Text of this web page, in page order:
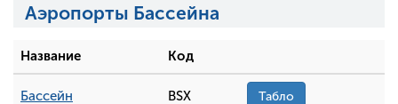
Аэропорты Бассейна
Название Код
Бассейн BSX Табло